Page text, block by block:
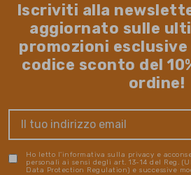
Iscriviti alla
aggiornato sulle
promozioni
codice sconto del
ordine!
Ho letto l'informativa sulla privacy e
personali ai sensi degli art. 13-14 del Reg.
Data Protection Regulation) e successive